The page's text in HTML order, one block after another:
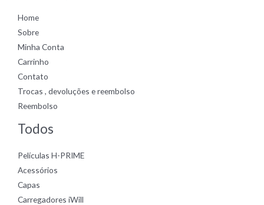
Home
Sobre
Minha Conta
Carrinho
Contato
Trocas , devoluções e reembolso
Reembolso
Todos
Películas H-PRIME
Acessórios
Capas
Carregadores iWill